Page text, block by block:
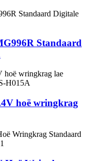
Standaard
hoë wringkrag